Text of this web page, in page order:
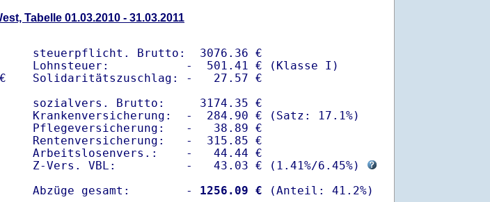
Tabelle 01.03.2010 - 31.03.2011
steuerpflicht. Brutto:  3076.36 €
Lohnsteuer:           -  501.41 € (Klasse I)
Solidaritätszuschlag: -   27.57 €
sozialvers. Brutto:     3174.35 €
Krankenversicherung:  -  284.90 € (Satz: 17.1%)
Pflegeversicherung:   -   38.89 €
Rentenversicherung:   -  315.85 €
Arbeitslosenvers.:    -   44.44 €
Z-Vers. VBL:          -   43.03 € ( 1.41%/6.45%)
Abzüge gesamt:        -
1256.09 €